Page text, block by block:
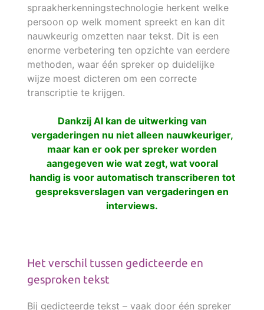
spraakherkenningstechnologie herkent welke
persoon op welk moment spreekt en kan dit
nauwkeurig omzetten naar tekst. Dit is een
enorme verbetering ten opzichte van eerdere
methoden, waar één spreker op duidelijke
wijze moest dicteren om een correcte
transcriptie te krijgen.
Dankzij AI kan de uitwerking van
vergaderingen nu niet alleen nauwkeuriger,
maar kan er ook per spreker worden
aangegeven wie wat zegt, wat vooral
handig is voor automatisch transcriberen tot
gespreksverslagen van vergaderingen en
interviews.
Het verschil tussen gedicteerde en
gesproken tekst
Bij gedicteerde tekst – vaak door één spreker